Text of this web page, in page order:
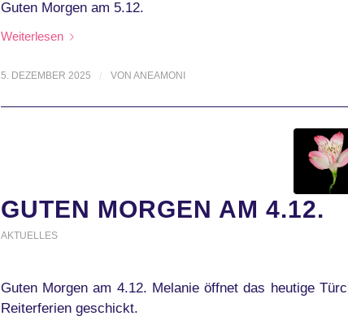
Guten Morgen am 5.12.
Weiterlesen
5. DEZEMBER 2025 / VON ANEAMONI
GUTEN MORGEN AM 4.12.
AKTUELLES
Guten Morgen am 4.12. Melanie öffnet das heutige
Reiterferien geschickt.